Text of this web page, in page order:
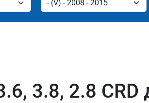
3.8, 2.8 CRD